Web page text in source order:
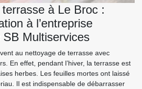
à Le Broc :
à l’entreprise
Multiservices
au nettoyage de terrasse avec
En effet, pendant l’hiver, la terrasse est
herbes. Les feuilles mortes ont laissé
Il est indispensable de débarrasser